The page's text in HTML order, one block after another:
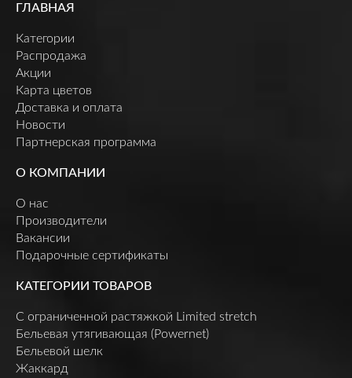
ГЛАВНАЯ
Категории
Распродажа
Акции
Карта цветов
Доставка и оплата
Новости
Партнерская программа
О КОМПАНИИ
О нас
Производители
Вакансии
Подарочные сертификаты
КАТЕГОРИИ ТОВАРОВ
C ограниченной растяжкой Limited stretch
Бельевая утягивающая (Powernet)
Бельевой шелк
Жаккард